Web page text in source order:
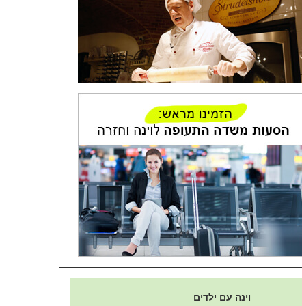
וינה עם ילדים